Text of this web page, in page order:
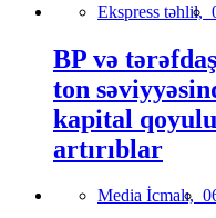
Ekspress təhlil,
BP və
ton
kapital
artırıblar
Media İcmalı,